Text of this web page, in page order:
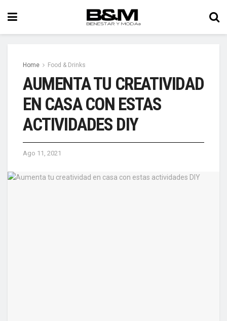
Home Food & Drinks
AUMENTA TU CREATIVIDAD
EN CASA CON ESTAS
ACTIVIDADES DIY
Ago 11, 2021